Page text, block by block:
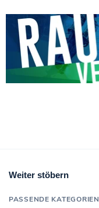
Weiter stöbern
PASSENDE KATEGORIEN